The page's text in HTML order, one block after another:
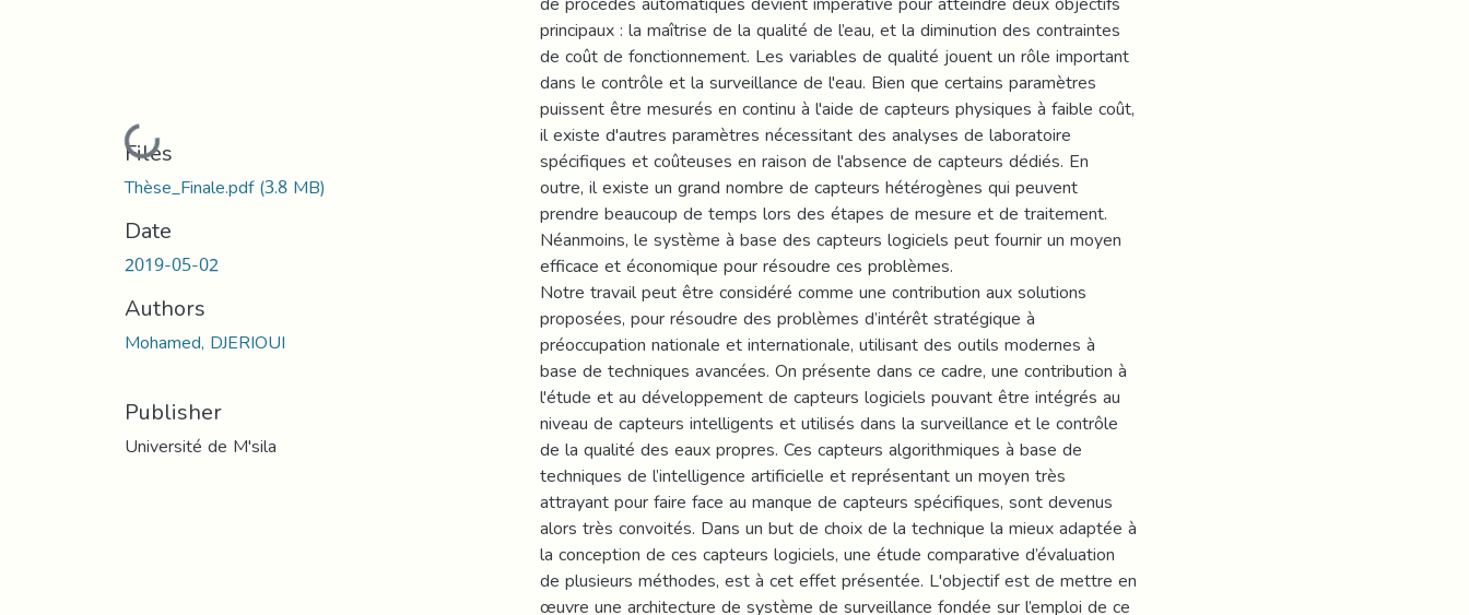
Loading...
Files
Thèse_Finale.pdf(3.8 MB)
Date
2019-05-02
Authors
Mohamed, DJERIOUI
Publisher
Université de M'sila
principaux : la maîtrise de la qualité de l’eau, et la diminution des contraintes
de coût de fonctionnement. Les variables de qualité jouent un rôle important
dans le contrôle et la surveillance de l'eau. Bien que certains paramètres
puissent être mesurés en continu à l'aide de capteurs physiques à faible coût,
il existe d'autres paramètres nécessitant des analyses de laboratoire
spécifiques et coûteuses en raison de l'absence de capteurs dédiés. En
outre, il existe un grand nombre de capteurs hétérogènes qui peuvent
prendre beaucoup de temps lors des étapes de mesure et de traitement.
Néanmoins, le système à base des capteurs logiciels peut fournir un moyen
efficace et économique pour résoudre ces problèmes.
Notre travail peut être considéré comme une contribution aux solutions
proposées, pour résoudre des problèmes d’intérêt stratégique à
préoccupation nationale et internationale, utilisant des outils modernes à
base de techniques avancées. On présente dans ce cadre, une contribution à
l'étude et au développement de capteurs logiciels pouvant être intégrés au
niveau de capteurs intelligents et utilisés dans la surveillance et le contrôle
de la qualité des eaux propres. Ces capteurs algorithmiques à base de
techniques de l’intelligence artificielle et représentant un moyen très
attrayant pour faire face au manque de capteurs spécifiques, sont devenus
alors très convoités. Dans un but de choix de la technique la mieux adaptée à
la conception de ces capteurs logiciels, une étude comparative d’évaluation
de plusieurs méthodes, est à cet effet présentée. L'objectif est de mettre en
œuvre une architecture de système de surveillance fondée sur l’emploi de ce